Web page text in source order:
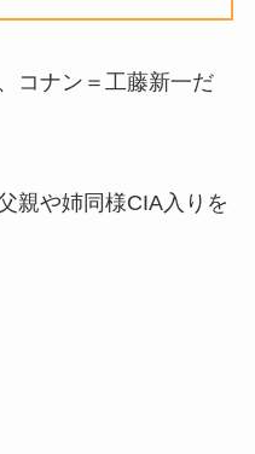
コナン＝工藤新一だ
親や姉同様CIA入りを